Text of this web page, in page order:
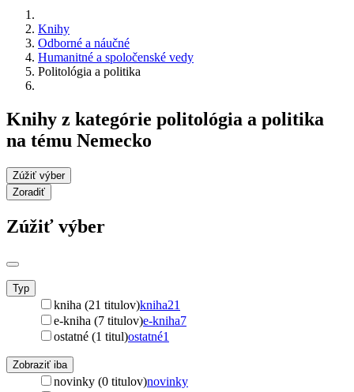
Knihy
Odborné a náučné
Humanitné a spoločenské vedy
Politológia a politika
Knihy z kategórie politológia a politika
na tému Nemecko
Zúžiť výber
Zoradiť
Zúžiť výber
Typ
kniha (21 titulov)kniha21
e-kniha (7 titulov)e-kniha7
ostatné (1 titul)ostatné1
Zobraziť iba
novinky (0 titulov)novinky